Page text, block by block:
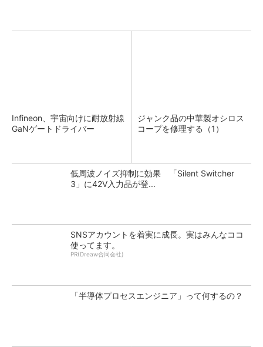
Infineon、宇宙向けに耐放射線
GaNゲートドライバー
ジャンク品の中華製オシロス
コープを修理する（1）
低周波ノイズ抑制に効果 「Silent Switcher
3」に42V入力品が登...
SNSアカウントを着実に成長。実はみんなココ
使ってます。
PR(Dreaw合同会社)
「半導体プロセスエンジニア」って何するの？